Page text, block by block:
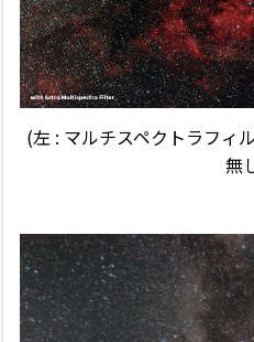
(左 : マルチスペクトラフィ
無